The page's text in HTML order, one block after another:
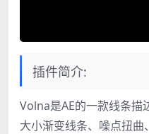
插件简介:
Volna是AE的一款线条描
大小渐变线条、噪点扭